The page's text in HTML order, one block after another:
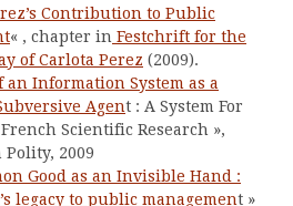
Contribution to Public
« , chapter in Festchrift for the
of Carlota Perez (2009).
an Information System as a
Agent : A System For
Scientific Research »,
2009
Good as an Invisible Hand :
legacy to public management »